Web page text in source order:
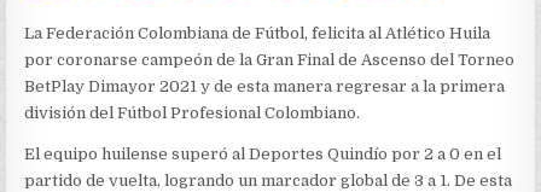
TORNEO
DIMAYOR
La Federación Colombiana de Fútbol, felicita al Atlético Huila
por coronarse campeón de la Gran Final de Ascenso del Torneo
BetPlay Dimayor 2021 y de esta manera regresar a la primera
división del Fútbol Profesional Colombiano.
El equipo huilense superó al Deportes Quindío por 2 a 0 en el
partido de vuelta, logrando un marcador global de 3 a 1. De esta